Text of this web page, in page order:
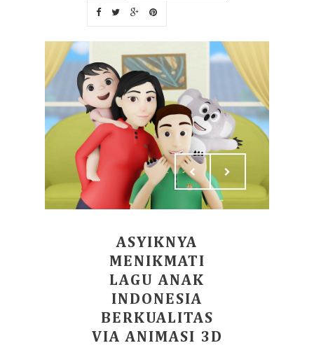
ASYIKNYA
MENIKMATI
LAGU ANAK
INDONESIA
BERKUALITAS
VIA ANIMASI 3D